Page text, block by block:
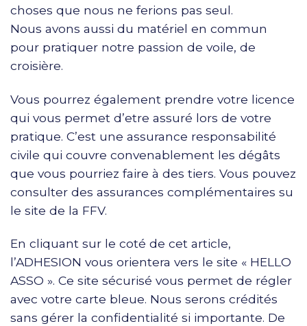
choses que nous ne ferions pas seul.
Nous avons aussi du matériel en commun
pour pratiquer notre passion de voile, de
croisière.
Vous pourrez également prendre votre licence
qui vous permet d’etre assuré lors de votre
pratique. C’est une assurance responsabilité
civile qui couvre convenablement les dégâts
que vous pourriez faire à des tiers. Vous pouvez
consulter des assurances complémentaires su
le site de la FFV.
En cliquant sur le coté de cet article,
l’ADHESION vous orientera vers le site « HELLO
ASSO ». Ce site sécurisé vous permet de régler
avec votre carte bleue. Nous serons crédités
sans gérer la confidentialité si importante. De